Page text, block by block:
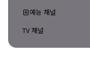
예능 채널
TV 채널